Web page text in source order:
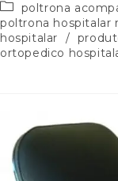
poltrona
poltrona hospitalar
hospitalar
/
ortopedico